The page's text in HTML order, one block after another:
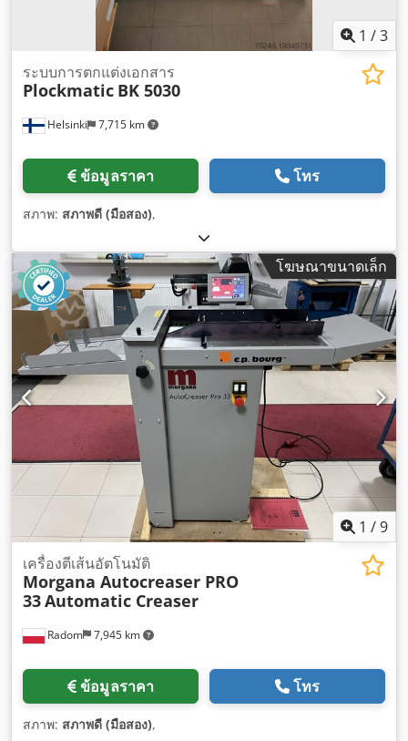
1 /3
Helsinki 7,715 km
ระบบการตกแต่งเอกสาร
Plockmatic BK 5030
ข้อมูลราคา โทร
สภาพ: สภาพดี (มือสอง),
โฆษณาขนาดเล็ก
1 /9
Radom 7,945 km
เครื่องตีเส้นอัตโนมัติ
Morgana Autocreaser PRO
33Automatic Creaser
ข้อมูลราคา โทร
สภาพ: สภาพดี (มือสอง),